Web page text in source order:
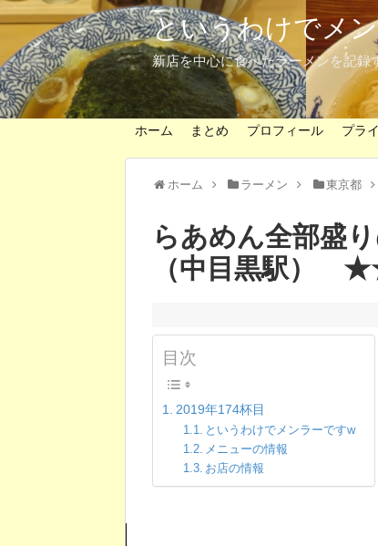
というわけでメ
新店を中心に食べたラーメンを記録
ホーム まとめ プロフィール プラ
ホーム ラーメン 東京都
らあめん全部盛
（中目黒駅
目次
2019年174杯目
というわけでメンラーですw
メニューの情報
お店の情報